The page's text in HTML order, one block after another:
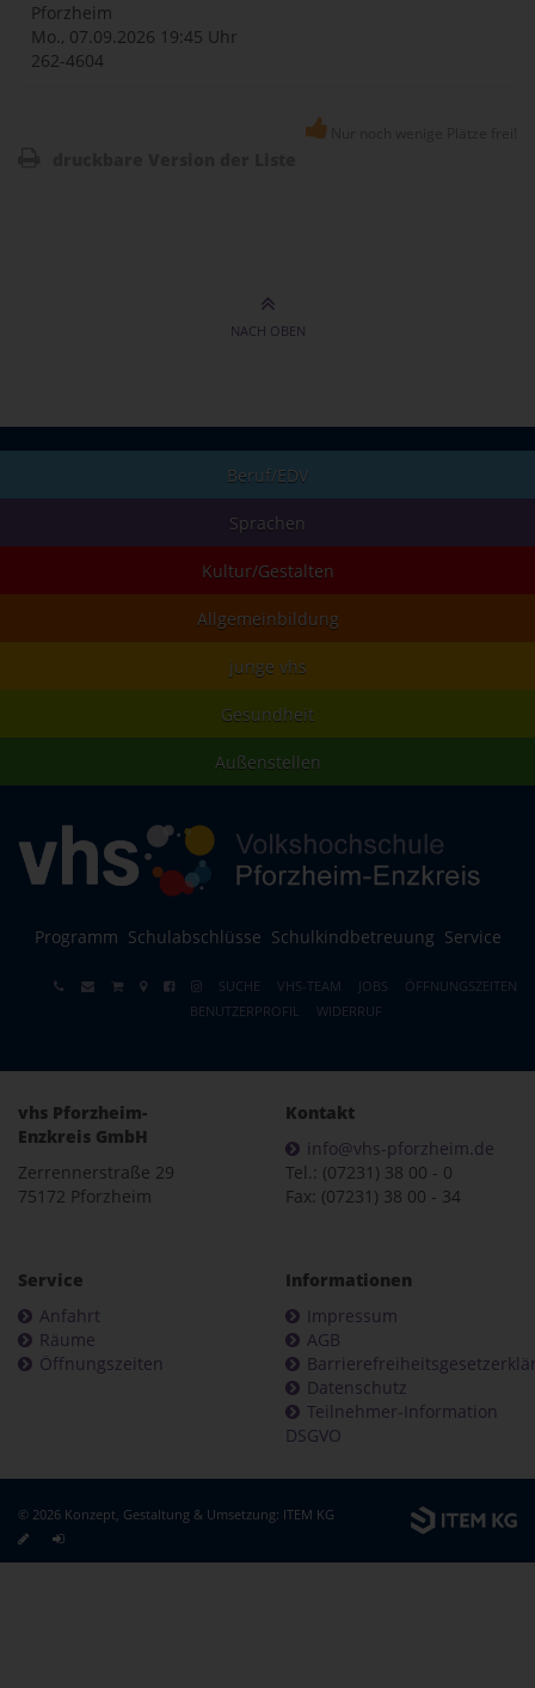
Pforzheim
Mo., 07.09.2026 19:45 Uhr
262-4604
NACH OBEN
Beruf/EDV
Sprachen
Kultur/Gestalten
Allgemeinbildung
junge vhs
Gesundheit
Außenstellen
Programm Schulabschlüsse Schulkindbetreuung Service
SUCHE VHS-TEAM JOBS
ÖFFNUNGSZEITEN
BENUTZERPROFIL
WIDERRUF
vhs Pforzheim-
Enzkreis GmbH
Zerrennerstraße 29
75172 Pforzheim
Kontakt
info@vhs-pforzheim.de
Tel.: (07231) 38 00 - 0
Fax: (07231) 38 00 - 34
Service
Anfahrt
Räume
Öffnungszeiten
Informationen
Impressum
AGB
Datenschutz
Teilnehmer-Information
DSGVO
© 2026 Konzept, Gestaltung & Umsetzung: ITEM KG